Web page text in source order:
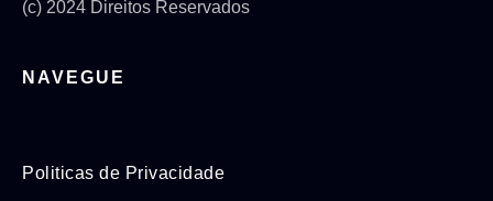
(c) 2024 Direitos Reservados
NAVEGUE
Politicas de Privacidade